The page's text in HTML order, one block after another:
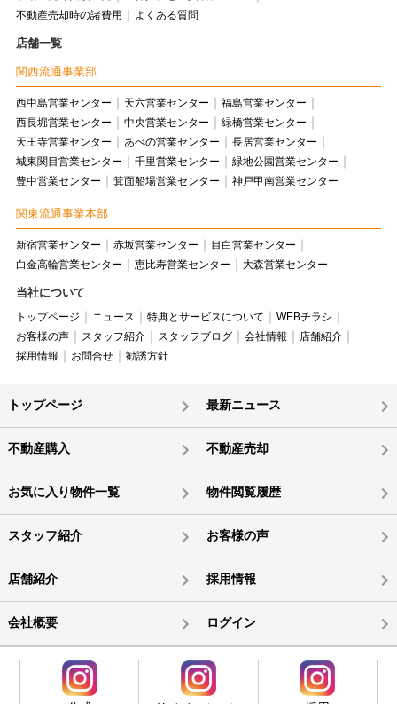
不動産売却時の諸費用
よくある質問
店舗一覧
関西流通事業部
西中島営業センター 天六営業センター
福島営業センター
西長堀営業センター
中央営業センター
緑橋営業センター
天王寺営業センター
あべの営業センター
長居営業センター
城東関目営業センター
千里営業センター
緑地公園営業センター
豊中営業センター
箕面船場営業センター 神戸甲南営業センター
関東流通事業本部
新宿営業センター 赤坂営業センター
目白営業センター
白金高輪営業センター
恵比寿営業センター 大森営業センター
当社について
トップページ ニュース 特典とサービスについて
WEBチラシ
お客様の声
スタッフ紹介 スタッフブログ 会社情報
店舗紹介
採用情報
お問合せ 勧誘方針
トップページ 最新ニュース
不動産購入 不動産売却
お気に入り物件一覧 物件閲覧履歴
スタッフ紹介 お客様の声
店舗紹介 採用情報
会社概要 ログイン